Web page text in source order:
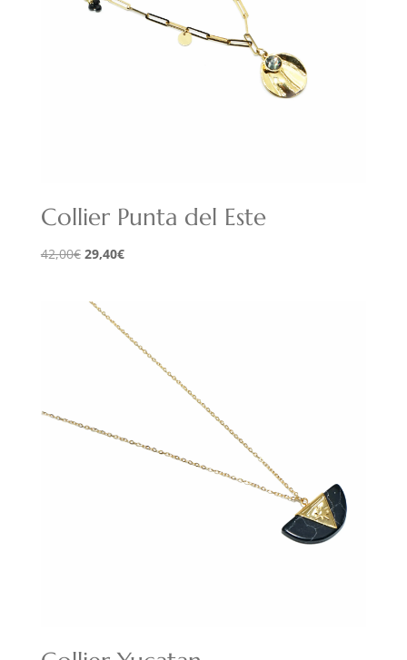
Collier Punta del Este
42,00€ Le
était :
42,00€.
29,40€Le
29,40€.